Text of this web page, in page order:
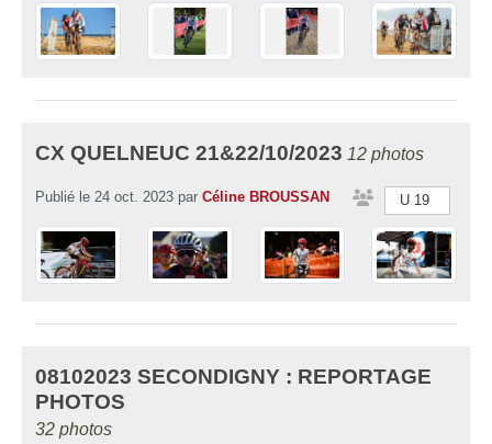
CX QUELNEUC 21&22/10/2023 12 photos
U 19
Publié le 24 oct. 2023 par Céline BROUSSAN
08102023 SECONDIGNY : REPORTAGE
PHOTOS
32 photos